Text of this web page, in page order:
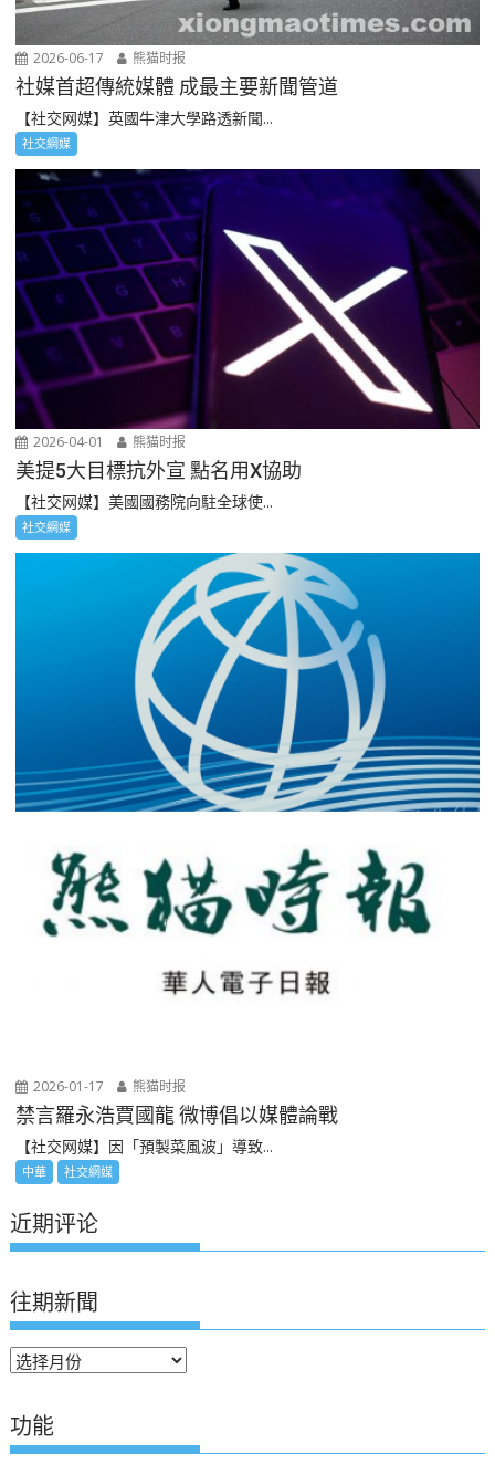
2026-06-17 熊猫时报
社媒首超傳統媒體 成最主要新聞管道
【社交网媒】英國牛津大學路透新聞...
社交網媒
2026-04-01 熊猫时报
美提5大目標抗外宣 點名用X協助
【社交网媒】美國國務院向駐全球使...
社交網媒
2026-01-17 熊猫时报
禁言羅永浩賈國龍 微博倡以媒體論戰
【社交网媒】因「預製菜風波」導致...
中華 社交網媒
近期评论
往期新聞
往
新
聞
功能